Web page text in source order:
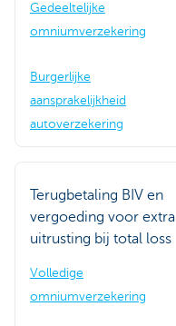
Gedeeltelijke
omniumverzekering
Burgerlijke
aansprakelijkheid
autoverzekering
Terugbetaling BIV en
vergoeding voor extra
uitrusting bij total loss
Volledige
omniumverzekering